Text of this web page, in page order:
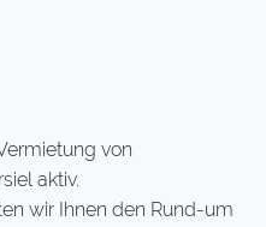
von
aktiv.
wir Ihnen den Rund-um